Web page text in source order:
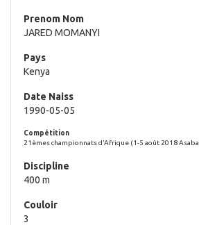
JARED MOMANYI
Kenya
1990-05-05
21èmes championnats d'Afrique (1-5 août 2018 Asaba
400 m
3